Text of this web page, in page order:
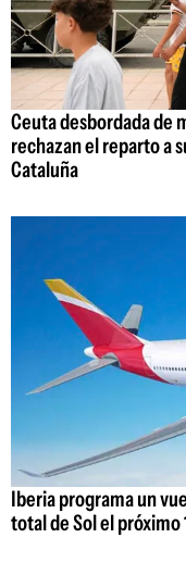
Ceuta desbordada de
rechazan el reparto a
Cataluña
Iberia programa un
total de Sol el próximo